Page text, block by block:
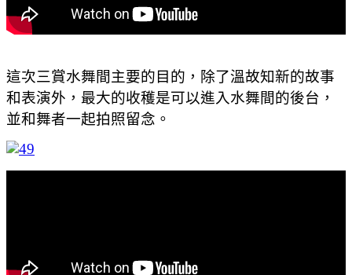
這次三賞水舞間主要的目的，除了溫故知新的故事
和表演外，最大的收穫是可以進入水舞間的後台，
並和舞者一起拍照留念。